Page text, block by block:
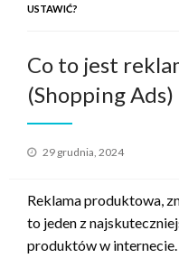
USTAWIĆ?
Co to jest
(Shopping
Opublikowane
29 grudnia, 2024
Reklama produktowa,
to jeden z
produktów w